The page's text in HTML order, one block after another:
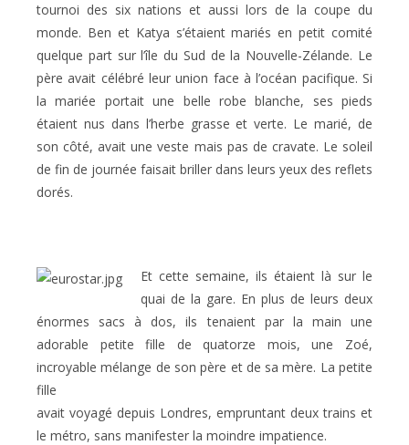
tournoi des six nations et aussi lors de la coupe du
monde. Ben et Katya s’étaient mariés en petit comité
quelque part sur l’île du Sud de la Nouvelle-Zélande. Le
père avait célébré leur union face à l’océan pacifique. Si
la mariée portait une belle robe blanche, ses pieds
étaient nus dans l’herbe grasse et verte. Le marié, de
son côté, avait une veste mais pas de cravate. Le soleil
de fin de journée faisait briller dans leurs yeux des reflets
dorés.
Et cette semaine, ils étaient là sur le
quai de la gare. En plus de leurs deux
énormes sacs à dos, ils tenaient par la main une
adorable petite fille de quatorze mois, une Zoé,
incroyable mélange de son père et de sa mère. La petite
fille
avait voyagé depuis Londres, empruntant deux trains et
le métro, sans manifester la moindre impatience.